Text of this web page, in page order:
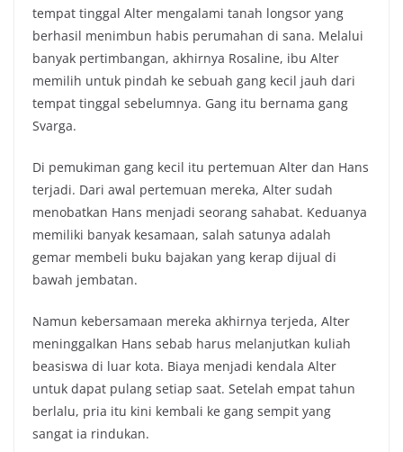
tempat tinggal Alter mengalami tanah longsor yang
berhasil menimbun habis perumahan di sana. Melalui
banyak pertimbangan, akhirnya Rosaline, ibu Alter
memilih untuk pindah ke sebuah gang kecil jauh dari
tempat tinggal sebelumnya. Gang itu bernama gang
Svarga.
Di pemukiman gang kecil itu pertemuan Alter dan Hans
terjadi. Dari awal pertemuan mereka, Alter sudah
menobatkan Hans menjadi seorang sahabat. Keduanya
memiliki banyak kesamaan, salah satunya adalah
gemar membeli buku bajakan yang kerap dijual di
bawah jembatan.
Namun kebersamaan mereka akhirnya terjeda, Alter
meninggalkan Hans sebab harus melanjutkan kuliah
beasiswa di luar kota. Biaya menjadi kendala Alter
untuk dapat pulang setiap saat. Setelah empat tahun
berlalu, pria itu kini kembali ke gang sempit yang
sangat ia rindukan.